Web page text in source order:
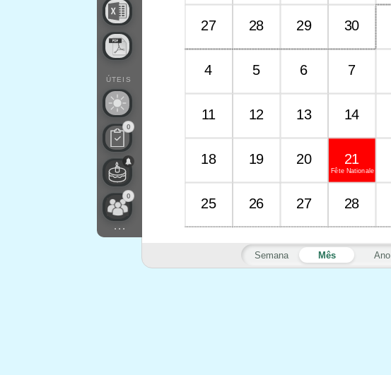
ÚTEIS
0
0
...
Semana Mês Ano
27 28 29 30
4 5 6 7
11 12 13 14
18 19 20
Fête Nationale
21
25 26 27 28